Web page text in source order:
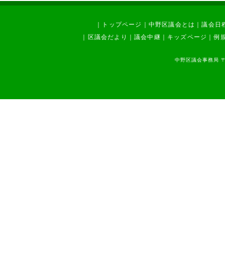
トップページ 中野区議会とは ｜議会日
区議会だより ｜議会中継 キッズページ ｜例
中野区議会事務局